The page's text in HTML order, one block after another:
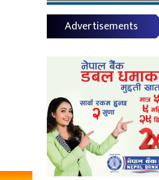
Advertisements